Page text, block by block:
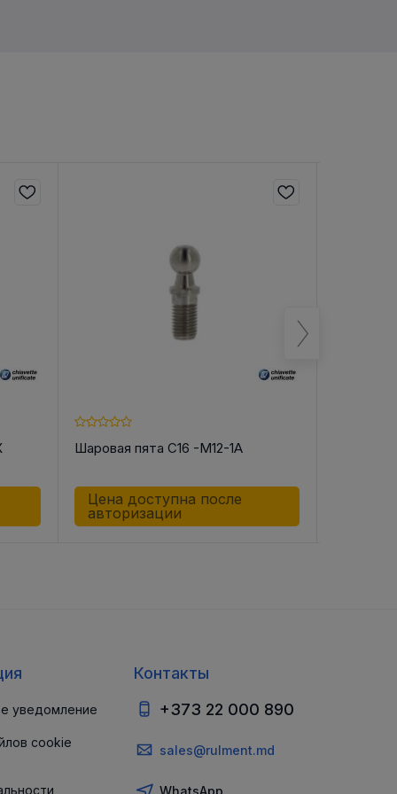
Шаровая пята C16 -M12-1A
Цена доступна после
авторизации
уведомление
cookie
Контакты
+373 22 000 890
sales@rulment.md
WhatsApp